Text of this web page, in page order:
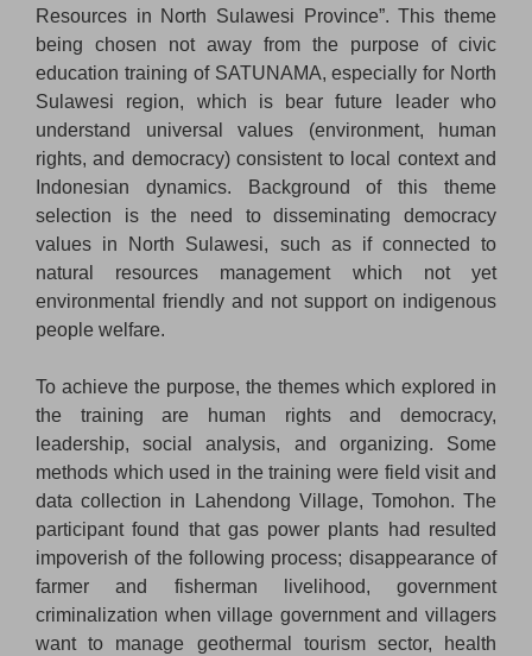
Resources in North Sulawesi Province”. This theme
being chosen not away from the purpose of civic
education training of SATUNAMA, especially for North
Sulawesi region, which is bear future leader who
understand universal values (environment, human
rights, and democracy) consistent to local context and
Indonesian dynamics. Background of this theme
selection is the need to disseminating democracy
values in North Sulawesi, such as if connected to
natural resources management which not yet
environmental friendly and not support on indigenous
people welfare.
To achieve the purpose, the themes which explored in
the training are human rights and democracy,
leadership, social analysis, and organizing. Some
methods which used in the training were field visit and
data collection in Lahendong Village, Tomohon. The
participant found that gas power plants had resulted
impoverish of the following process; disappearance of
farmer and fisherman livelihood, government
criminalization when village government and villagers
want to manage geothermal tourism sector, health